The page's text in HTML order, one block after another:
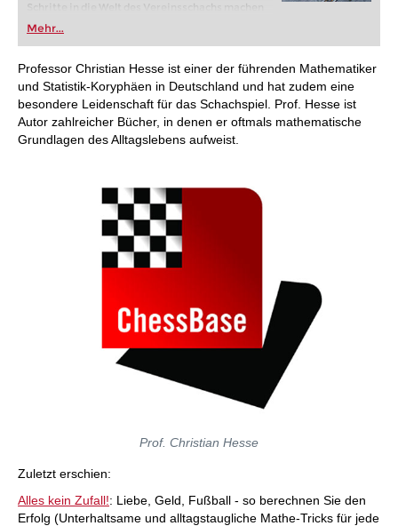
Schritte in die Welt des Vereinsschachs machen
oder bereits auf Turnierniveau spielen: Mit
FRITZ trainieren Sie effizienter, intelligenter und
individueller als je zuvor.
Mehr...
Professor Christian Hesse ist einer der führenden Mathematiker
und Statistik-Koryphäen in Deutschland und hat zudem eine
besondere Leidenschaft für das Schachspiel. Prof. Hesse ist
Autor zahlreicher Bücher, in denen er oftmals mathematische
Grundlagen des Alltagslebens aufweist.
Prof. Christian Hesse
Zuletzt erschien:
Alles kein Zufall!: Liebe, Geld, Fußball - so berechnen Sie den
Erfolg (Unterhaltsame und alltagstaugliche Mathe-Tricks für jede